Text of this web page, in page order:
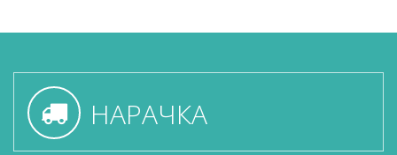
НАРАЧКА